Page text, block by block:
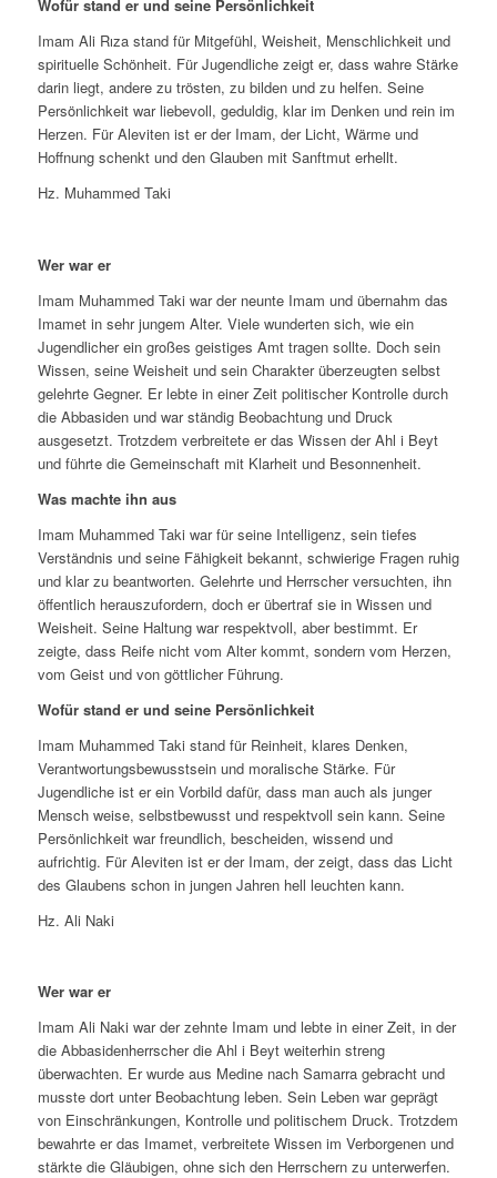
Wofür stand er und seine Persönlichkeit
Imam Ali Rıza stand für Mitgefühl, Weisheit, Menschlichkeit und
spirituelle Schönheit. Für Jugendliche zeigt er, dass wahre Stärke
darin liegt, andere zu trösten, zu bilden und zu helfen. Seine
Persönlichkeit war liebevoll, geduldig, klar im Denken und rein im
Herzen. Für Aleviten ist er der Imam, der Licht, Wärme und
Hoffnung schenkt und den Glauben mit Sanftmut erhellt.
Hz. Muhammed Taki
Wer war er
Imam Muhammed Taki war der neunte Imam und übernahm das
Imamet in sehr jungem Alter. Viele wunderten sich, wie ein
Jugendlicher ein großes geistiges Amt tragen sollte. Doch sein
Wissen, seine Weisheit und sein Charakter überzeugten selbst
gelehrte Gegner. Er lebte in einer Zeit politischer Kontrolle durch
die Abbasiden und war ständig Beobachtung und Druck
ausgesetzt. Trotzdem verbreitete er das Wissen der Ahl i Beyt
und führte die Gemeinschaft mit Klarheit und Besonnenheit.
Was machte ihn aus
Imam Muhammed Taki war für seine Intelligenz, sein tiefes
Verständnis und seine Fähigkeit bekannt, schwierige Fragen ruhig
und klar zu beantworten. Gelehrte und Herrscher versuchten, ihn
öffentlich herauszufordern, doch er übertraf sie in Wissen und
Weisheit. Seine Haltung war respektvoll, aber bestimmt. Er
zeigte, dass Reife nicht vom Alter kommt, sondern vom Herzen,
vom Geist und von göttlicher Führung.
Wofür stand er und seine Persönlichkeit
Imam Muhammed Taki stand für Reinheit, klares Denken,
Verantwortungsbewusstsein und moralische Stärke. Für
Jugendliche ist er ein Vorbild dafür, dass man auch als junger
Mensch weise, selbstbewusst und respektvoll sein kann. Seine
Persönlichkeit war freundlich, bescheiden, wissend und
aufrichtig. Für Aleviten ist er der Imam, der zeigt, dass das Licht
des Glaubens schon in jungen Jahren hell leuchten kann.
Hz. Ali Naki
Wer war er
Imam Ali Naki war der zehnte Imam und lebte in einer Zeit, in der
die Abbasidenherrscher die Ahl i Beyt weiterhin streng
überwachten. Er wurde aus Medine nach Samarra gebracht und
musste dort unter Beobachtung leben. Sein Leben war geprägt
von Einschränkungen, Kontrolle und politischem Druck. Trotzdem
bewahrte er das Imamet, verbreitete Wissen im Verborgenen und
stärkte die Gläubigen, ohne sich den Herrschern zu unterwerfen.